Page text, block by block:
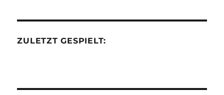
ZULETZT GESPIELT: